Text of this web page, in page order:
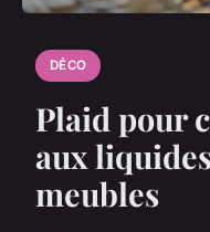
DÉCO
Plaid pour
aux
meubles